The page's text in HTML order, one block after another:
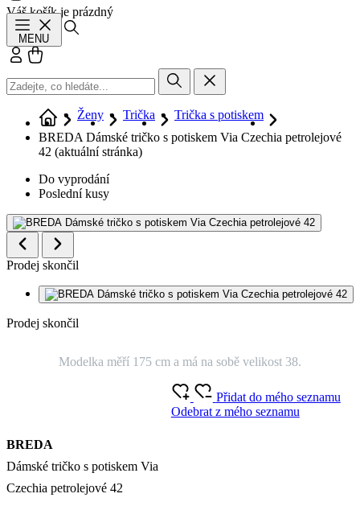
Váš košík je prázdný
MENU
Přihlásit se
Ženy Trička
Trička s potiskem
BREDA Dámské tričko s potiskem Via Czechia petrolejové
42 (aktuální stránka)
Do vyprodání
Poslední kusy
Prodej skončil
Prodej skončil
Modelka měří 175 cm a má na sobě velikost 38.
BREDA
Dámské tričko s potiskem Via
Czechia petrolejové 42
Přidat do mého seznamu
Odebrat z mého seznamu